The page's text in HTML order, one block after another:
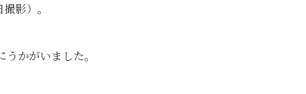
影）。
かがいました。